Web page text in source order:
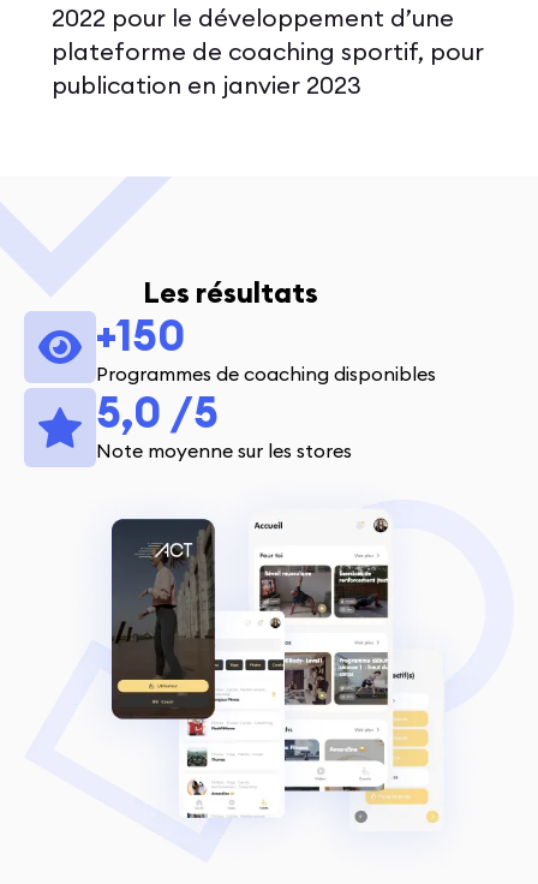
2022 pour le développement d’une
plateforme de coaching sportif, pour
publication en janvier 2023
Les résultats
+150
Programmes de coaching disponibles
5,0 /5
Note moyenne sur les stores